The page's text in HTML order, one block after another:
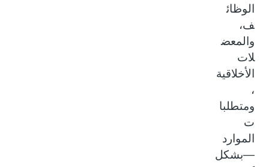
الوظائ
ف،
والمعض
لات
الأخلاقية
ومتطلبا
الموارد
—بشكل